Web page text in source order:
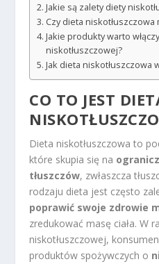
Jakie są zalety diety
Czy dieta niskotłuszczowa
Jakie produkty warto
niskotłuszczowej?
Jak dieta niskotłuszczowa
CO TO JEST
Dieta niskotłuszczowa to
które skupia się na
tłuszczów, zwłaszcza
rodzaju dieta jest często
poprawić swoje zdrowie
zredukować masę ciała. W
niskotłuszczowej,
produktów spożywczych o